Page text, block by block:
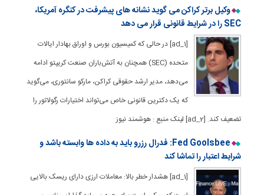
وکیل برتر کراکن می گوید نشانه های پیشرفت در کنگره آمریکا،
SEC را در شرایط قانونی قرار می دهد
[ad_1] در حالی که کمیسیون بورس و اوراق بهادار ایالات
متحده (SEC) همچنان به آتش‌باران صنعت کریپتو ادامه
می‌دهد، مدیر ارشد حقوقی کراکن، مارکو سانتوری، می‌گوید
که یک دکترین قانونی خاص می‌تواند اختیارات رگولاتور را
تضعیف کند. [ad_2] لینک منبع : هوشمند نیوز
Fed Goolsbee: فدرال رزرو باید به داده ها وابسته باشد و
شرایط اعتبار را تماشا کند
[ad_1] هشدار خطر بالا: معاملات ارزی دارای ریسک بالایی